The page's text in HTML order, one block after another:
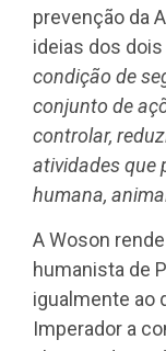
prevenção da
ideias dos
condição de
conjunto de
controlar,
atividades que
humana,
A Woson
humanista de
igualmente ao
Imperador a